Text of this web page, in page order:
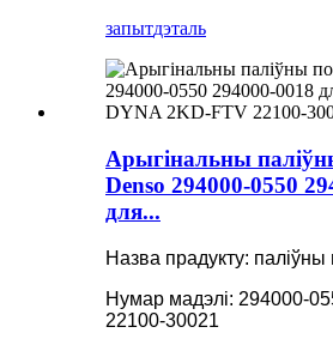
запытдэталь
Арыгінальны
Denso 294000-0550
для...
Назва прадукту:
Нумар мадэлі: 294000-
22100-30021